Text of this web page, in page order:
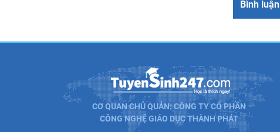
Bình luận
CƠ QUAN CHỦ QUẢN: CÔNG TY CỔ PHẦN
CÔNG NGHỆ GIÁO DỤC THÀNH PHÁT